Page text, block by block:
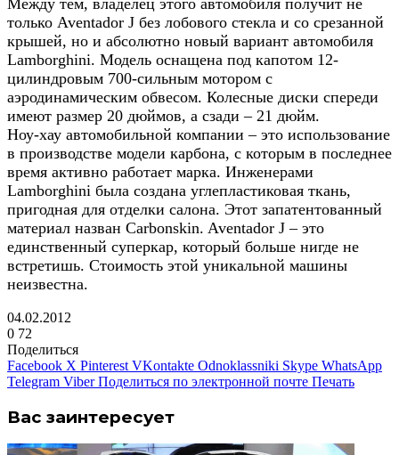
только Aventador J без лобового стекла и со срезанной
крышей, но и абсолютно новый вариант автомобиля
Lamborghini. Модель оснащена под капотом 12-
цилиндровым 700-сильным мотором с
аэродинамическим обвесом. Колесные диски спереди
имеют размер 20 дюймов, а сзади – 21 дюйм.
Ноу-хау автомобильной компании – это использование
в производстве модели карбона, с которым в последнее
время активно работает марка. Инженерами
Lamborghini была создана углепластиковая ткань,
пригодная для отделки салона. Этот запатентованный
материал назван Carbonskin. Aventador J – это
единственный суперкар, который больше нигде не
встретишь. Стоимость этой уникальной машины
неизвестна.
04.02.2012
0 72
Поделиться
Facebook X Pinterest VKontakte Odnoklassniki Skype WhatsApp
Telegram Viber Поделиться по электронной почте Печать
Вас заинтересует